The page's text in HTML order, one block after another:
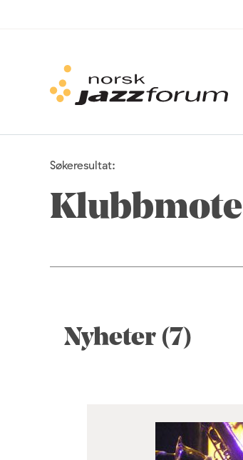
Søkeresultat:
Klubbmote
Nyheter (7)